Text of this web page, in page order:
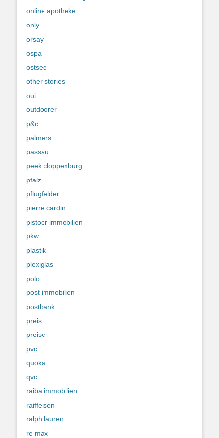
online apotheke
only
orsay
ospa
ostsee
other stories
oui
outdoorer
p&c
palmers
passau
peek cloppenburg
pfalz
pflugfelder
pierre cardin
pistoor immobilien
pkw
plastik
plexiglas
polo
post immobilien
postbank
preis
preise
pvc
quoka
qvc
raiba immobilien
raiffeisen
ralph lauren
re max